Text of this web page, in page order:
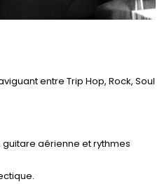
entre Trip Hop, Rock, Soul
guitare aérienne et rythmes